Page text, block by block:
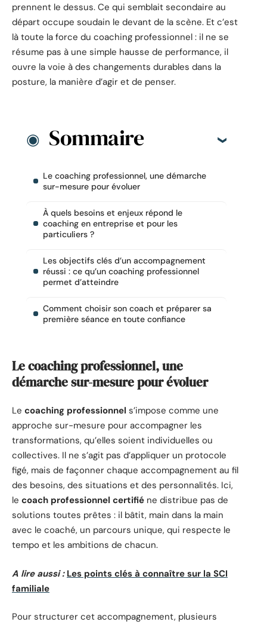
prennent le dessus. Ce qui semblait secondaire au
départ occupe soudain le devant de la scène. Et c’est
là toute la force du coaching professionnel : il ne se
résume pas à une simple hausse de performance, il
ouvre la voie à des changements durables dans la
posture, la manière d’agir et de penser.
Sommaire
Le coaching professionnel, une démarche
sur-mesure pour évoluer
À quels besoins et enjeux répond le
coaching en entreprise et pour les
particuliers ?
Les objectifs clés d’un accompagnement
réussi : ce qu’un coaching professionnel
permet d’atteindre
Comment choisir son coach et préparer sa
première séance en toute confiance
Le coaching professionnel, une
démarche sur-mesure pour évoluer
Le coaching professionnel s’impose comme une
approche sur-mesure pour accompagner les
transformations, qu’elles soient individuelles ou
collectives. Il ne s’agit pas d’appliquer un protocole
figé, mais de façonner chaque accompagnement au fil
des besoins, des situations et des personnalités. Ici,
le coach professionnel certifié ne distribue pas de
solutions toutes prêtes : il bâtit, main dans la main
avec le coaché, un parcours unique, qui respecte le
tempo et les ambitions de chacun.
A lire aussi : Les points clés à connaître sur la SCI
familiale
Pour structurer cet accompagnement, plusieurs